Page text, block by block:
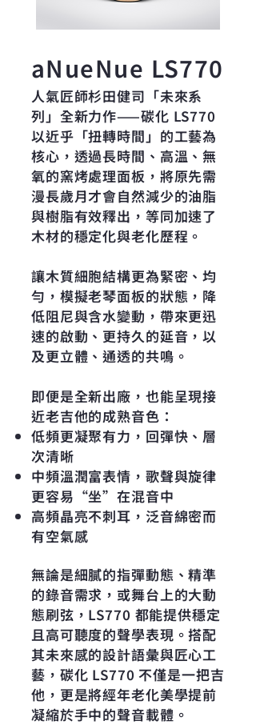
aNueNue LS770
人氣匠師杉田健司「未來系
列」全新力作——碳化 LS770
以近乎「扭轉時間」的工藝為
核心，透過長時間、高溫、無
氧的窯烤處理面板，將原先需
漫長歲月才會自然減少的油脂
與樹脂有效釋出，等同加速了
木材的穩定化與老化歷程。
讓木質細胞結構更為緊密、均
勻，模擬老琴面板的狀態，降
低阻尼與含水變動，帶來更迅
速的啟動、更持久的延音，以
及更立體、通透的共鳴。
即便是全新出廠，也能呈現接
近老吉他的成熟音色：
低頻更凝聚有力，回彈快、層
次清晰
中頻溫潤富表情，歌聲與旋律
更容易“坐”在混音中
高頻晶亮不刺耳，泛音綿密而
有空氣感
無論是細膩的指彈動態、精準
的錄音需求，或舞台上的大動
態刷弦，LS770 都能提供穩定
且高可聽度的聲學表現。搭配
其未來感的設計語彙與匠心工
藝，碳化 LS770 不僅是一把吉
他，更是將經年老化美學提前
凝縮於手中的聲音載體。